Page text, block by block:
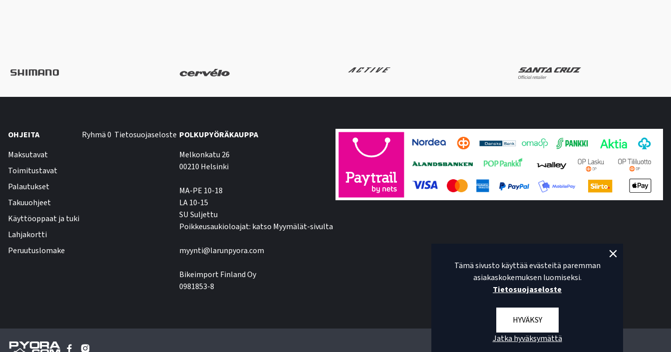
OHJEITA
Maksutavat
Toimitustavat
Palautukset
Takuuohjeet
Käyttöoppaat ja tuki
Lahjakortti
Peruutuslomake
Ryhmä 0 Tietosuojaseloste POLKUPYÖRÄKAUPPA
Melkonkatu 26
00210 Helsinki
MA-PE 10-18
LA 10-15
SU Suljettu
Poikkeusaukioloajat: katso Myymälät-sivulta
myynti@larunpyora.com
Bikeimport Finland Oy
0981853-8
Tämä sivusto käyttää evästeitä paremman
asiakaskokemuksen luomiseksi.
Tietosuojaseloste
HYVÄKSY
Jatka hyväksymättä